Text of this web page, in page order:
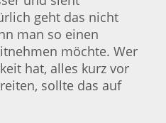
geht das nicht
man so einen
möchte. Wer
hat, alles kurz vor
sollte das auf